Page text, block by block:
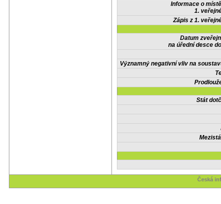
Informace o
1.
Zápis z 1.
Datum
na úřední desce
Významný negativní vliv na
Stát
Česká